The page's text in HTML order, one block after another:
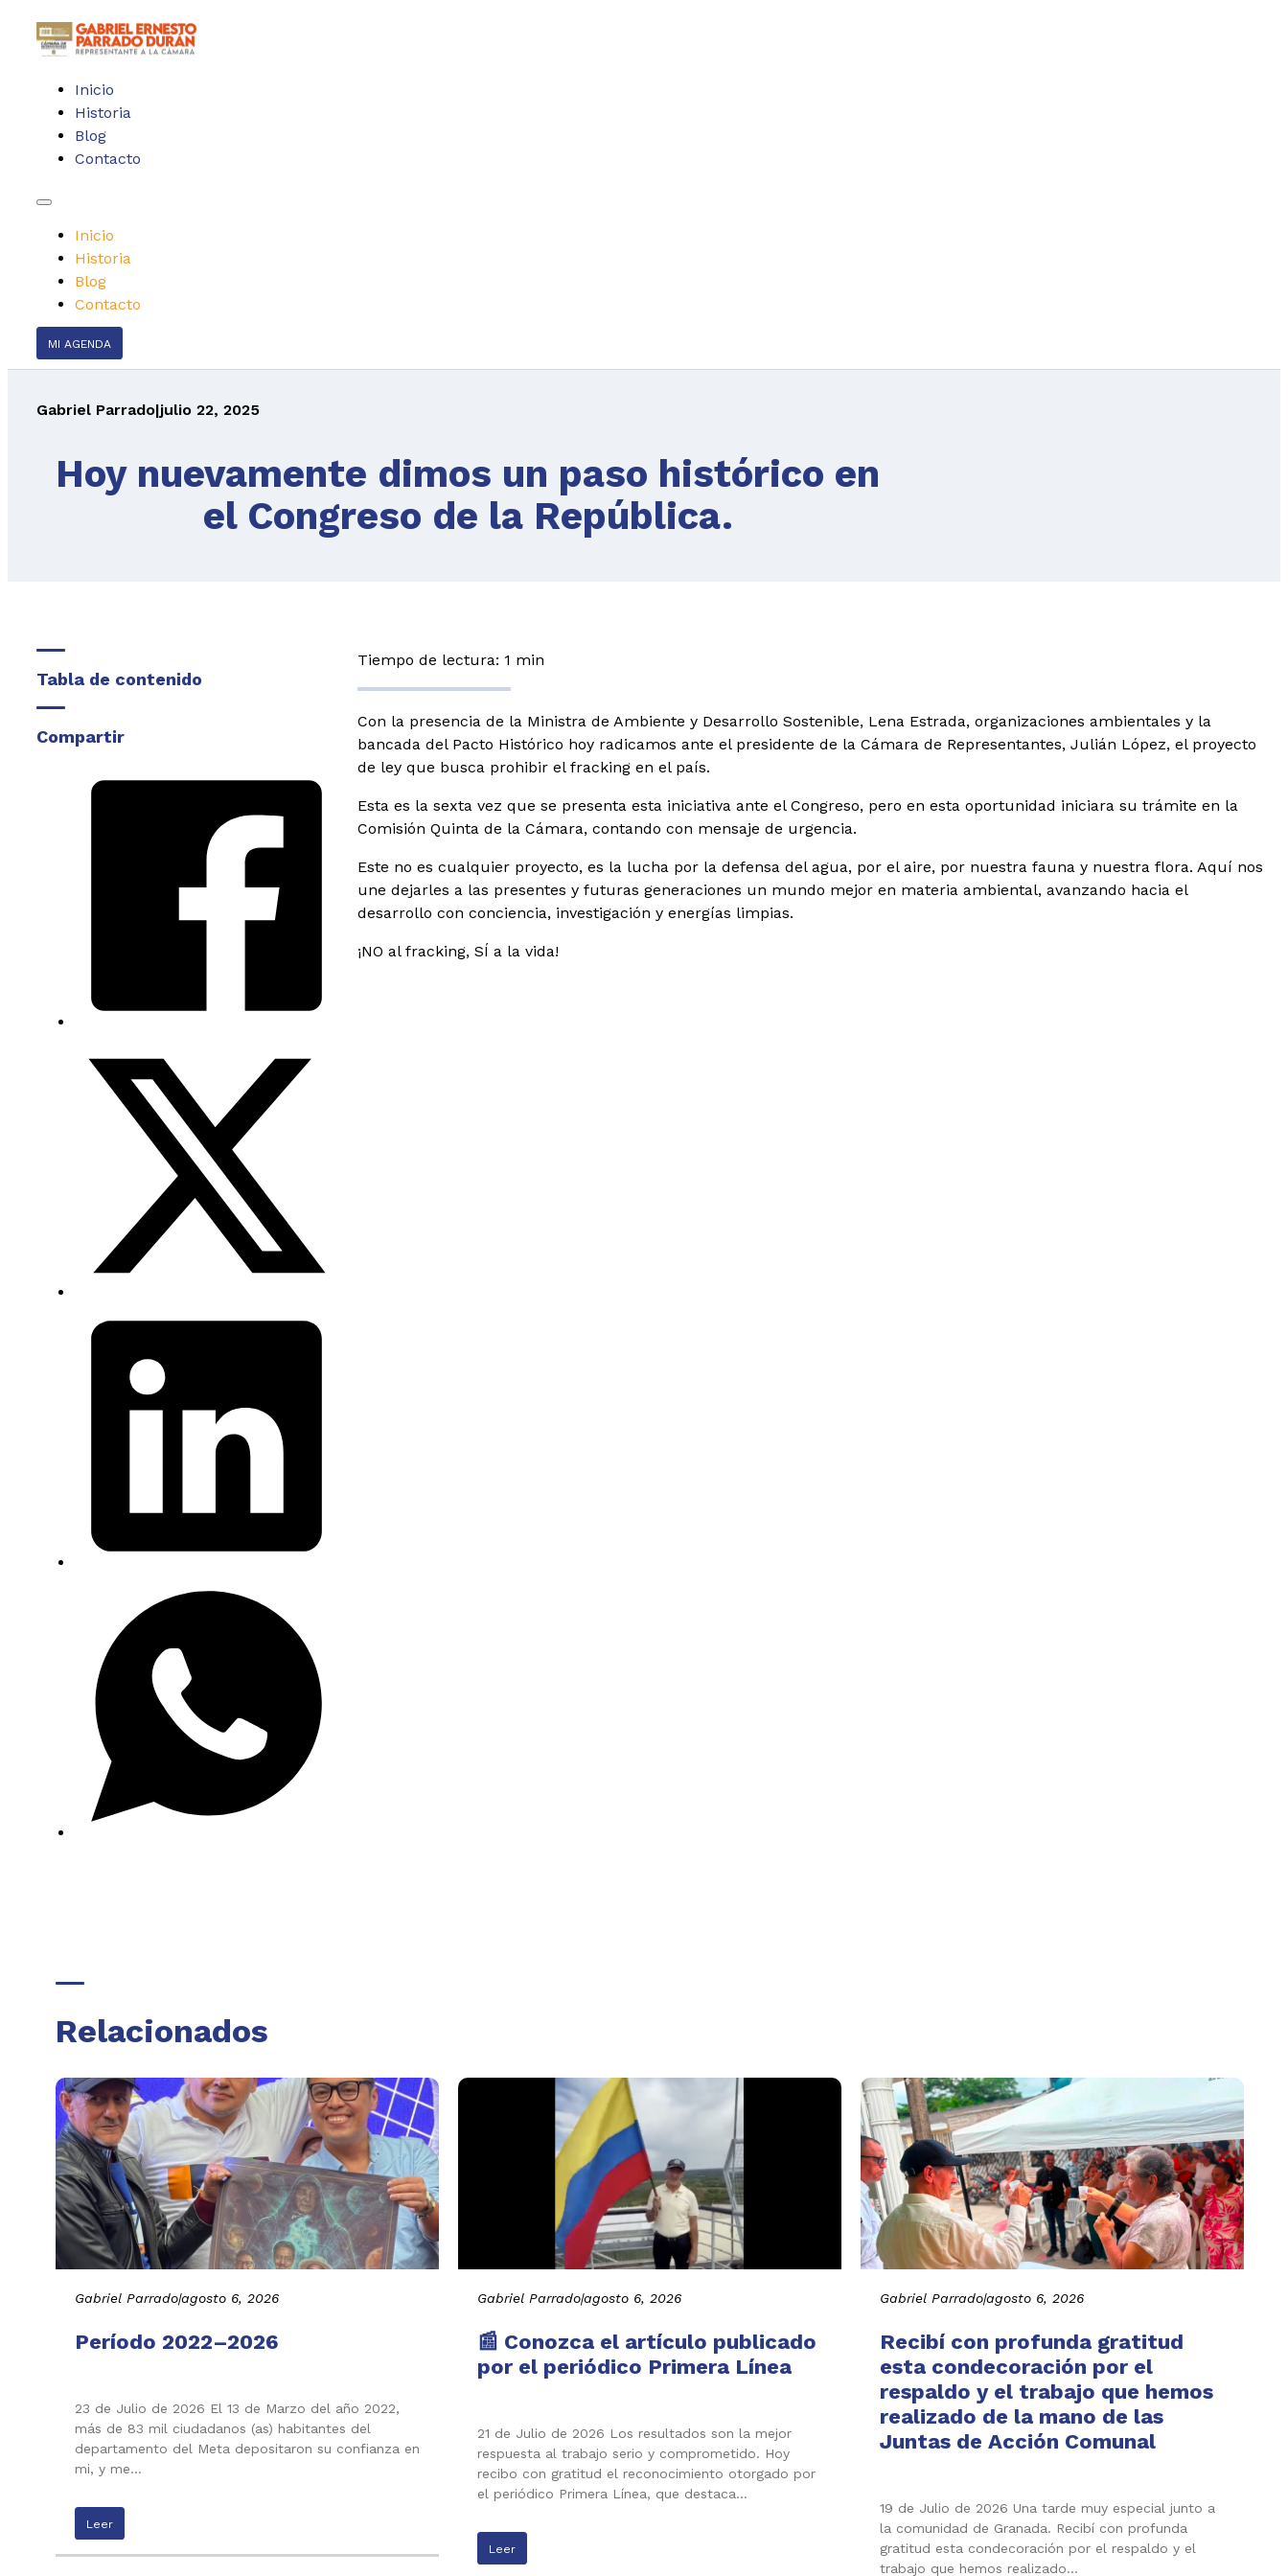
Inicio
Historia
Blog
Contacto
Inicio
Historia
Blog
Contacto
MI AGENDA
Gabriel Parrado|julio 22, 2025
Hoy nuevamente dimos un paso histórico en
el Congreso de la República.
Tabla de contenido
Compartir
Tiempo de lectura: 1 min
Con la presencia de la Ministra de Ambiente y Desarrollo Sostenible, Lena Estrada, organizaciones ambientales y la
bancada del Pacto Histórico hoy radicamos ante el presidente de la Cámara de Representantes, Julián López, el proyecto
de ley que busca prohibir el fracking en el país.
Esta es la sexta vez que se presenta esta iniciativa ante el Congreso, pero en esta oportunidad iniciara su trámite en la
Comisión Quinta de la Cámara, contando con mensaje de urgencia.
Este no es cualquier proyecto, es la lucha por la defensa del agua, por el aire, por nuestra fauna y nuestra flora. Aquí nos
une dejarles a las presentes y futuras generaciones un mundo mejor en materia ambiental, avanzando hacia el
desarrollo con conciencia, investigación y energías limpias.
¡NO al fracking, SÍ a la vida!
Relacionados
Gabriel Parrado|agosto 6, 2026
Período 2022–2026
23 de Julio de 2026 El 13 de Marzo del año 2022,
más de 83 mil ciudadanos (as) habitantes del
departamento del Meta depositaron su confianza en
mi, y me…
Leer
Gabriel Parrado|agosto 6, 2026
📰 Conozca el artículo publicado
por el periódico Primera Línea
21 de Julio de 2026 Los resultados son la mejor
respuesta al trabajo serio y comprometido. Hoy
recibo con gratitud el reconocimiento otorgado por
el periódico Primera Línea, que destaca…
Leer
Gabriel Parrado|agosto 6, 2026
Recibí con profunda gratitud
esta condecoración por el
respaldo y el trabajo que hemos
realizado de la mano de las
Juntas de Acción Comunal
19 de Julio de 2026 Una tarde muy especial junto a
la comunidad de Granada. Recibí con profunda
gratitud esta condecoración por el respaldo y el
trabajo que hemos realizado…